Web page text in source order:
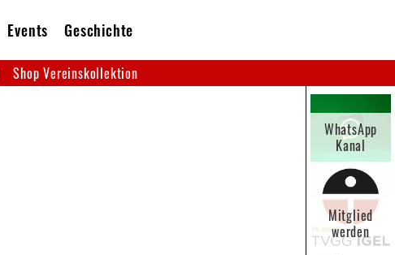
Events Geschichte
Shop Vereinskollektion
WhatsApp
Kanal
Mitglied
werden